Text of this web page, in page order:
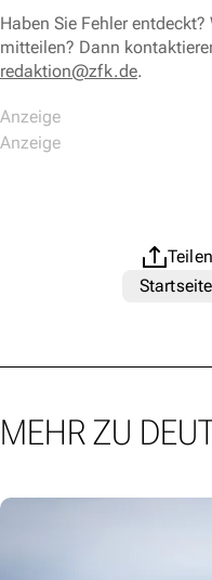
Haben Sie Fehler
mitteilen? Dann
redaktion@zfk.de.
Teilen
Startseite
MEHR ZU